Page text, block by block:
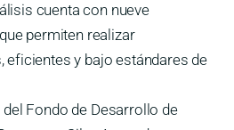
cuenta con nueve
permiten realizar
eficientes y bajo estándares de
Fondo de Desarrollo de